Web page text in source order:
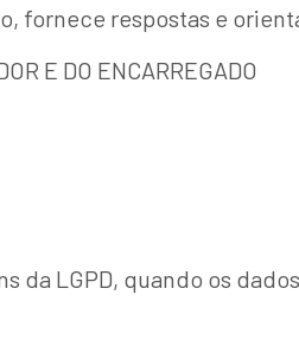
fornece respostas e
E DO ENCARREGADO
da LGPD, quando os